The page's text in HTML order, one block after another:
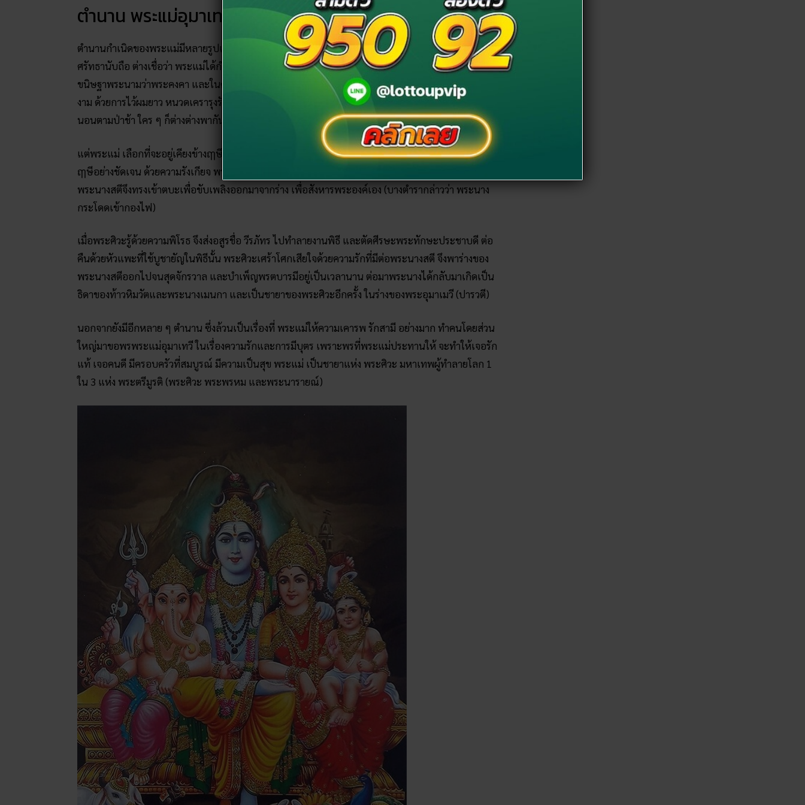
ตำนาน พระแม่อุมาเทวี
ตำนานกำเนิดของพระแม่มีหลายรูปแบบ แต่ตำนานที่กล่าวขานเด่นชัด และเป็นที่ยอมรับของคนส่วนมากที่
ศรัทธานับถือ ต่างเชื่อว่า พระแม่ได้กำเนิดในร่างมนุษย์ นามว่า‘สตี’เป็นธิดาของพระทักษะประชาบดี มีพระ
ขนิษฐาพระนามว่าพระคงคา และในครั้งที่พระศิวะ ได้ลงมาจุติในร่างมนุษย์เป็นฤๅษีตนหนึ่งที่มีรูปร่างไม่สง่า
งาม ด้วยการไว้ผมยาว หนวดเครารุงรัง นำกระดูกมาร้อยเป็นสังวาลสวมคอ มีแต่ความสกปรกกลิ่นเหม็นสาบ
นอนตามป่าช้า ใคร ๆ ก็ต่างต่างพากันหลีกเลี่ยง เป็นที่รังเกียจของพระทักษะประชาบดี ผู้เป็นบิดา
แต่พระแม่ เลือกที่จะอยู่เคียงข้างฤๅษีตนนี้ด้วยความเมตตา และด้วยมองเห็นร่างเทพของพระศิวะในร่างของ
ฤๅษีอย่างชัดเจน ด้วยความรังเกียจ พระทักษะประชาบดี ได้ทำการลบหลู่เกียรติของพระศิวะในงานพิธี
พระนางสตีจึงทรงเข้าตบะเพื่อขับเพลิงออกมาจากร่าง เพื่อสังหารพระองค์เอง (บางตำรากล่าวว่า พระนาง
กระโดดเข้ากองไฟ)
เมื่อพระศิวะรู้ด้วยความพิโรธ จึงส่งอสูรชื่อ วีรภัทร ไปทำลายงานพิธี และตัดศีรษะพระทักษะประชาบดี ต่อ
คืนด้วยหัวแพะที่ใช้บูชายัญในพิธีนั้น พระศิวะเศร้าโศกเสียใจด้วยความรักที่มีต่อพระนางสตี จึงพาร่างของ
พระนางสตีออกไปจนสุดจักรวาล และบำเพ็ญพรตบารมีอยู่เป็นเวลานาน ต่อมาพระนางได้กลับมาเกิดเป็น
ธิดาของท้าวหิมวัตและพระนางเมนกา และเป็นชายาของพระศิวะอีกครั้ง ในร่างของพระอุมาเมวี (ปารวตี)
นอกจากยังมีอีกหลาย ๆ ตำนาน ซึ่งล้วนเป็นเรื่องที่ พระแม่ให้ความเคารพ รักสามี อย่างมาก ทำคนโดยส่วน
ใหญ่มาขอพรพระแม่อุมาเทวี ในเรื่องความรักและการมีบุตร เพราะพรที่พระแม่ประทานให้ จะทำให้เจอรัก
แท้ เจอคนดี มีครอบครัวที่สมบูรณ์ มีความเป็นสุข พระแม่ เป็นชายาแห่ง พระศิวะ มหาเทพผู้ทำลายโลก 1
ใน 3 แห่ง พระตรีมูรติ (พระศิวะ พระพรหม และพระนารายณ์)